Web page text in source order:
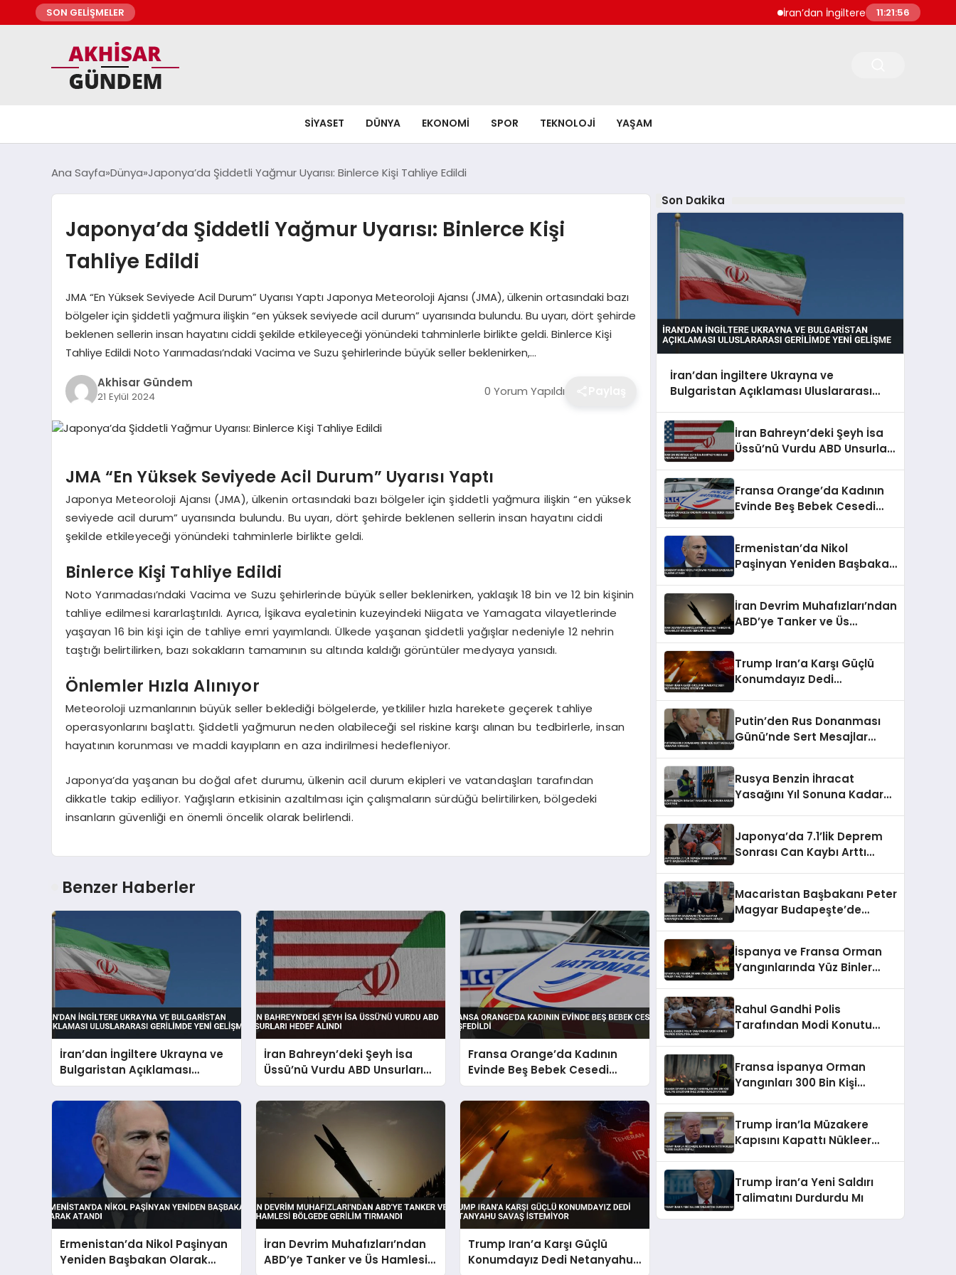
SON GELİŞMELER İran’dan İngiltere Ukrayna ve
11:21:56
SIYASET DÜNYA EKONOMI SPOR TEKNOLOJI YAŞAM
Ana Sayfa Dünya Japonya’da Şiddetli Yağmur Uyarısı: Binlerce Kişi Tahliye Edildi
Japonya’da Şiddetli Yağmur Uyarısı: Binlerce Kişi
Tahliye Edildi
JMA “En Yüksek Seviyede Acil Durum” Uyarısı Yaptı Japonya Meteoroloji Ajansı (JMA), ülkenin ortasındaki bazı
bölgeler için şiddetli yağmura ilişkin “en yüksek seviyede acil durum” uyarısında bulundu. Bu uyarı, dört şehirde
beklenen sellerin insan hayatını ciddi şekilde etkileyeceği yönündeki tahminlerle birlikte geldi. Binlerce Kişi
Tahliye Edildi Noto Yarımadası’ndaki Vacima ve Suzu şehirlerinde büyük seller beklenirken,…
Akhisar Gündem
21 Eylül 2024 0 Yorum Yapıldı
JMA “En Yüksek Seviyede Acil Durum” Uyarısı Yaptı
Japonya Meteoroloji Ajansı (JMA), ülkenin ortasındaki bazı bölgeler için şiddetli yağmura ilişkin “en yüksek
seviyede acil durum” uyarısında bulundu. Bu uyarı, dört şehirde beklenen sellerin insan hayatını ciddi
şekilde etkileyeceği yönündeki tahminlerle birlikte geldi.
Binlerce Kişi Tahliye Edildi
Noto Yarımadası’ndaki Vacima ve Suzu şehirlerinde büyük seller beklenirken, yaklaşık 18 bin ve 12 bin kişinin
tahliye edilmesi kararlaştırıldı. Ayrıca, İşikava eyaletinin kuzeyindeki Niigata ve Yamagata vilayetlerinde
yaşayan 16 bin kişi için de tahliye emri yayımlandı. Ülkede yaşanan şiddetli yağışlar nedeniyle 12 nehrin
taştığı belirtilirken, bazı sokakların tamamının su altında kaldığı görüntüler medyaya yansıdı.
Önlemler Hızla Alınıyor
Meteoroloji uzmanlarının büyük seller beklediği bölgelerde, yetkililer hızla harekete geçerek tahliye
operasyonlarını başlattı. Şiddetli yağmurun neden olabileceği sel riskine karşı alınan bu tedbirlerle, insan
hayatının korunması ve maddi kayıpların en aza indirilmesi hedefleniyor.
Japonya’da yaşanan bu doğal afet durumu, ülkenin acil durum ekipleri ve vatandaşları tarafından
dikkatle takip ediliyor. Yağışların etkisinin azaltılması için çalışmaların sürdüğü belirtilirken, bölgedeki
insanların güvenliği en önemli öncelik olarak belirlendi.
Benzer Haberler
İran’dan İngiltere Ukrayna ve
Bulgaristan Açıklaması
Uluslararası Gerilimde Yeni
Gelişme
İran Bahreyn’deki Şeyh İsa
Üssü’nü Vurdu ABD Unsurları
Hedef Alındı
Fransa Orange’da Kadının
Evinde Beş Bebek Cesedi
Keşfedildi
Ermenistan’da Nikol Paşinyan
Yeniden Başbakan Olarak
İran Devrim Muhafızları’ndan
ABD’ye Tanker ve Üs Hamlesi
Trump Iran’a Karşı Güçlü
Konumdayız Dedi Netanyahu
Son Dakika
İran’dan İngiltere Ukrayna ve
Bulgaristan Açıklaması Uluslararası
İran Bahreyn’deki Şeyh İsa
Üssü’nü Vurdu ABD Unsurları
Fransa Orange’da Kadının
Evinde Beş Bebek Cesedi
Ermenistan’da Nikol
Paşinyan Yeniden Başbakan
İran Devrim Muhafızları’ndan
ABD’ye Tanker ve Üs
Trump Iran’a Karşı Güçlü
Konumdayız Dedi
Putin’den Rus Donanması
Günü’nde Sert Mesajlar
Rusya Benzin İhracat
Yasağını Yıl Sonuna Kadar
Japonya’da 7.1’lik Deprem
Sonrası Can Kaybı Arttı
Macaristan Başbakanı Peter
Magyar Budapeşte’de
İspanya ve Fransa Orman
Yangınlarında Yüz Binler
Rahul Gandhi Polis
Tarafından Modi Konutu
Fransa İspanya Orman
Yangınları 300 Bin Kişi
Trump İran’la Müzakere
Kapısını Kapattı Nükleer
Trump İran’a Yeni Saldırı
Talimatını Durdurdu Mı